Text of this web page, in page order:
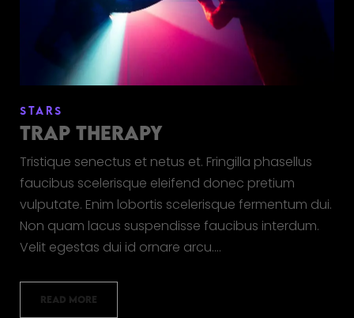
STARS
TRAP THERAPY
Tristique senectus et netus et. Fringilla phasellus
faucibus scelerisque eleifend donec pretium
vulputate. Enim lobortis scelerisque fermentum dui.
Non quam lacus suspendisse faucibus interdum.
Velit egestas dui id ornare arcu.…
READ MORE